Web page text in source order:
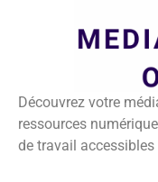
Découvrez votre
ressources
de travail